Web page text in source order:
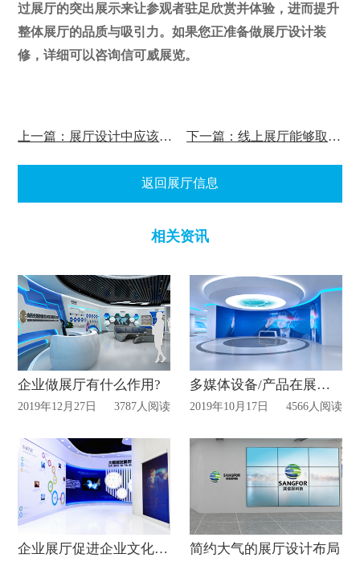
过展厅的突出展示来让参观者驻足欣赏并体验，进而提升
整体展厅的品质与吸引力。如果您正准备做展厅设计装
修，详细可以咨询信可威展览。
上一篇：展厅设计中应该注意哪些原则? 下一篇：线上展厅能够取代线下展厅嘛？
返回展厅信息
相关资讯
企业做展厅有什么作用?
2019年12月27日 3787人阅读
多媒体设备/产品在展厅设计的作用
2019年10月17日 4566人阅读
企业展厅促进企业文化建设! 简约大气的展厅设计布局